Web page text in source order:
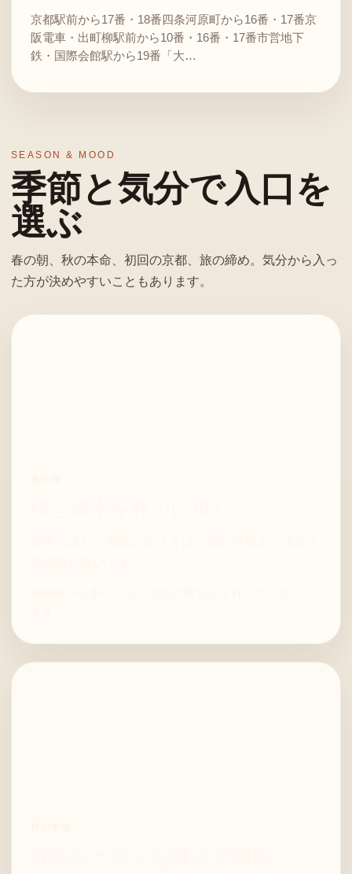
京都駅前から17番・18番四条河原町から16番・17番京
阪電車・出町柳駅前から10番・16番・17番市営地下
鉄・国際会館駅から19番「大…
SEASON & MOOD
季節と気分で入口を
選ぶ
春の朝、秋の本命、初回の京都、旅の締め。気分から入っ
た方が決めやすいこともあります。